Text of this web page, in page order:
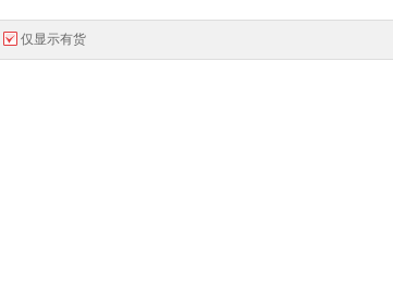
仅显示有货